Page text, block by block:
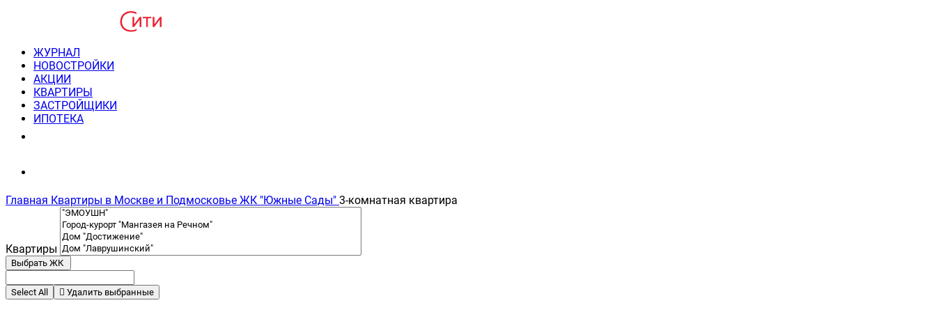
ЖУРНАЛ
НОВОСТРОЙКИ
АКЦИИ
КВАРТИРЫ
ЗАСТРОЙЩИКИ
ИПОТЕКА
Главная Квартиры в Москве и Подмосковье ЖК "Южные Сады" 3-комнатная квартира
Квартиры
Выбрать ЖК
Select All Удалить выбранные